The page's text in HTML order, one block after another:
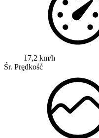
17,2 km/h
Śr. Prędkość